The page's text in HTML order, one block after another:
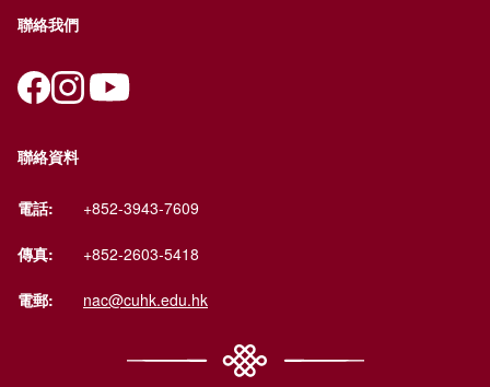
聯絡我們
聯絡資料
電話: +852-3943-7609
傳真: +852-2603-5418
電郵: nac@cuhk.edu.hk